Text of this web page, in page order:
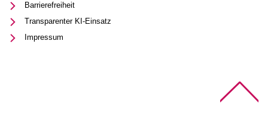
Barrierefreiheit
Transparenter KI-Einsatz
Impressum